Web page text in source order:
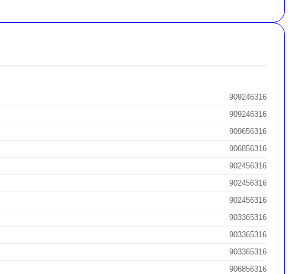
909246316
909246316
909656316
906856316
902456316
902456316
902456316
903365316
903365316
903365316
906856316